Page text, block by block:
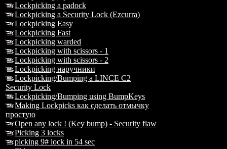
Lockpicking a padock
Lockpicking a Security Lock (Ezcurra)
Lockpicking Easy
Lockpicking Fast
Lockpicking warded
Lockpicking with scissors - 1
Lockpicking with scissors - 2
Lockpicking наручники
Lockpicking/Bumping a LINCE C2
Security Lock
Lockpicking/Bumping using BumpKeys
Making Lockpicks как сделать отмычку
простую
Open any lock ! (Key bump) - Security flaw
Picking 3 locks
picking 9# lock in 54 sec